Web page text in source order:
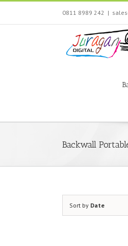
Skip
content
0811 8989 242 |
Backwall
Sort by Date